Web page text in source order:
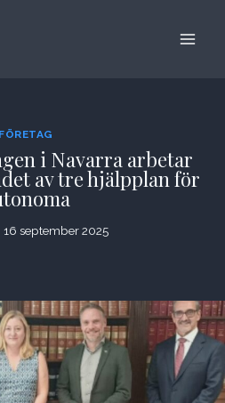
FÖRETAG
i Navarra arbetar
av tre hjälpplan för
16 september 2025